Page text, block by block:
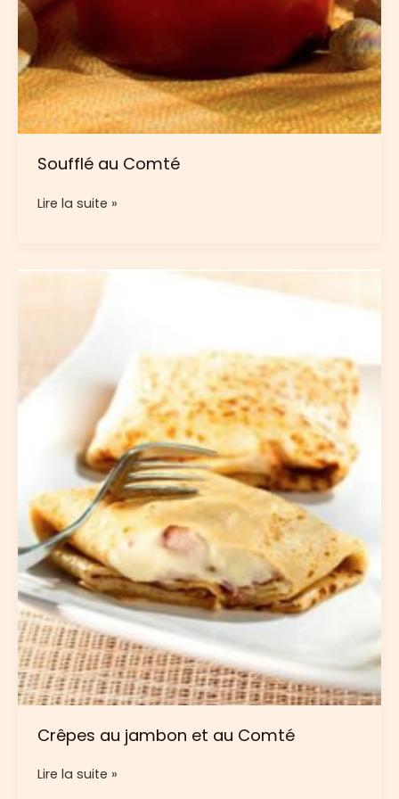
Soufflé au Comté
Soufflé
Lire la suite »
Crêpes au jambon et au Comté
Crêpes
Lire la suite »